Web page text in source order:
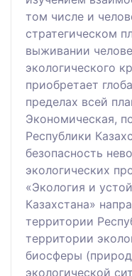
том числе и
стратегическом
выживании
экологического
приобретает
пределах всей
Экономическая,
Республики
безопасность
экологических
«Экология и
Казахстана»
территории
территории
биосферы
экологической